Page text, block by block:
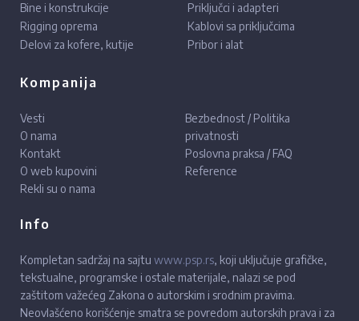
Bine i konstrukcije
Rigging oprema
Delovi za kofere, kutije
Priključci i adapteri
Kablovi sa priključcima
Pribor i alat
Kompanija
Vesti
O nama
Kontakt
O web kupovini
Rekli su o nama
Bezbednost / Politika
privatnosti
Poslovna praksa / FAQ
Reference
Info
Kompletan sadržaj na sajtu www.psp.rs, koji uključuje grafičke,
tekstualne, programske i ostale materijale, nalazi se pod
zaštitom važećeg Zakona o autorskim i srodnim pravima.
Neovlašćeno korišćenje smatra se povredom autorskih prava i za